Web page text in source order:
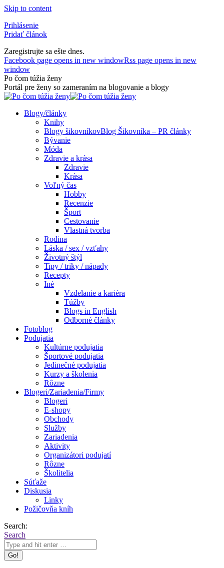
Skip to content
Prihlásenie
Pridať článok
Zaregistrujte sa ešte dnes.
Facebook page opens in new windowRss page opens in new
window
Po čom túžia ženy
Portál pre ženy so zameraním na blogovanie a blogy
Blogy/články
Knihy
Blogy šikovníkovBlog Šikovníka – PR články
Bývanie
Móda
Zdravie a krása
Zdravie
Krása
Voľný čas
Hobby
Recenzie
Šport
Cestovanie
Vlastná tvorba
Rodina
Láska / sex / vzťahy
Životný štýl
Tipy / triky / nápady
Recepty
Iné
Vzdelanie a kariéra
Túžby
Blogs in English
Odborné články
Fotoblog
Podujatia
Kultúrne podujatia
Športové podujatia
Jedinečné podujatia
Kurzy a školenia
Rôzne
Blogeri/Zariadenia/Firmy
Blogeri
E-shopy
Obchody
Služby
Zariadenia
Aktivity
Organizátori podujatí
Rôzne
Školitelia
Súťaže
Diskusia
Linky
Požičovňa kníh
Search:
Search